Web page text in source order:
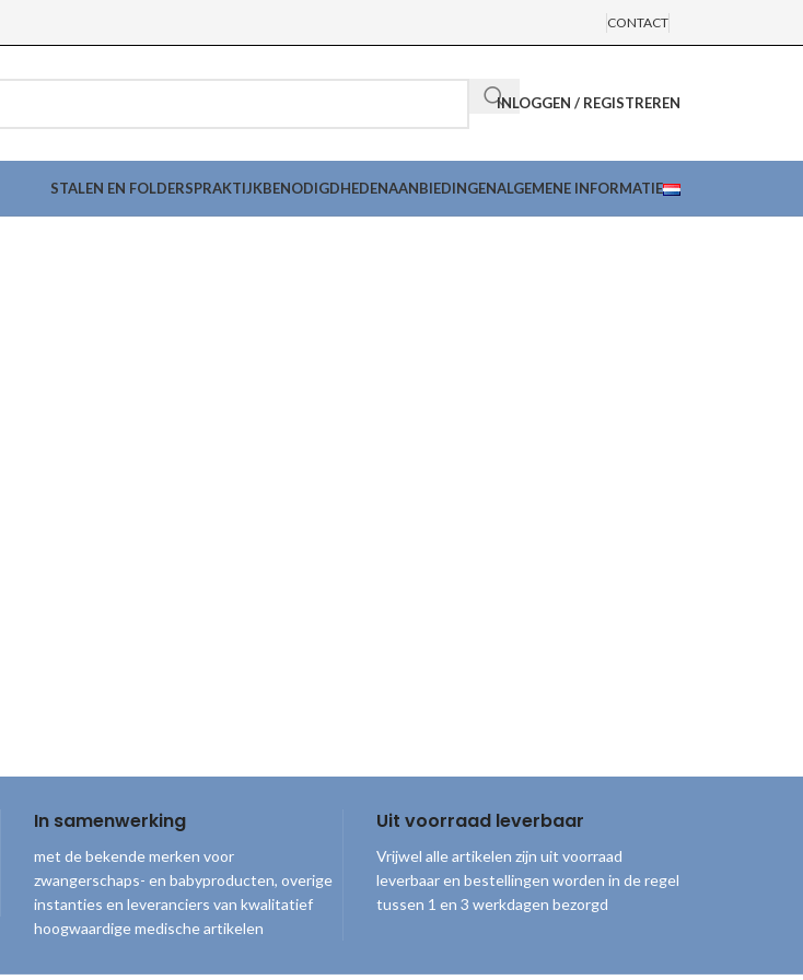
CONTACT
INLOGGEN / REGISTREREN
STALEN EN FOLDERSPRAKTIJKBENODIGDHEDENAANBIEDINGENALGEMENE INFORMATIE
In samenwerking
met de bekende merken voor
zwangerschaps- en babyproducten, overige
instanties en leveranciers van kwalitatief
hoogwaardige medische artikelen
Uit voorraad leverbaar
Vrijwel alle artikelen zijn uit voorraad
leverbaar en bestellingen worden in de regel
tussen 1 en 3 werkdagen bezorgd